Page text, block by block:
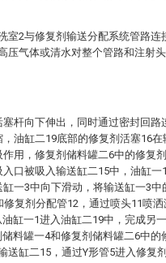
室2与修复剂输送分配系统管路连
压气体或清水对整个管路和注射头
杆向下伸出，同时通过密封回路
油缸二19底部的修复剂活塞16在
用，修复剂储料罐二6中的修复
口被吸入输送缸二15中，油缸一
一3中向下滑动，将输送缸一3中
复剂分配管12，通过喷头11喷
缸一1进入油缸二19中，完成另
料罐一4和修复剂储料罐二6中的
送缸二15，通过Y形管5进入修复